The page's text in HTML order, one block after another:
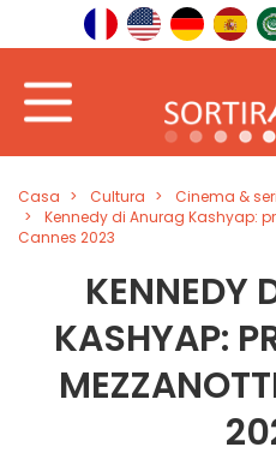
Casa Cultura
Cinema &
Kennedy di Anurag Kashyap:
Cannes 2023
KENNEDY
KASHYAP: